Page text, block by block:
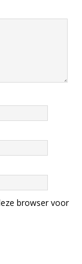
browser voor